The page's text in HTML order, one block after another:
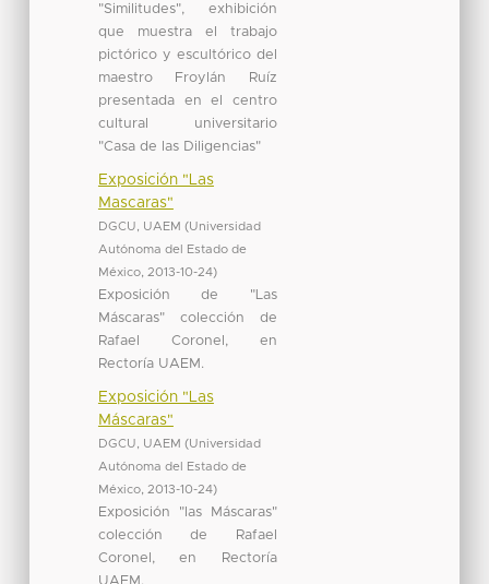
"Similitudes", exhibición
que muestra el trabajo
pictórico y escultórico del
maestro Froylán Ruíz
presentada en el centro
cultural universitario
"Casa de las Diligencias"
Exposición "Las
Mascaras"
DGCU, UAEM (Universidad
Autónoma del Estado de
México, 2013-10-24)
Exposición de "Las
Máscaras" colección de
Rafael Coronel, en
Rectoría UAEM.
Exposición "Las
Máscaras"
DGCU, UAEM (Universidad
Autónoma del Estado de
México, 2013-10-24)
Exposición "las Máscaras"
colección de Rafael
Coronel, en Rectoría
UAEM.